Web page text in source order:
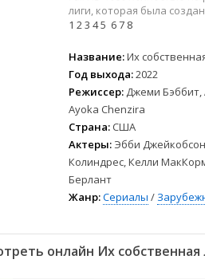
2022
Русские
СССР
Зарубежные
лиги, которая была
1 23 45 67 8
Название:Их
Год выхода:2022
Режиссер: Джеми Бэббит,
Ayoka Chenzira
Страна: США
Актеры: Эбби
Колиндрес, Келли
Берлант
Жанр:Сериалы /
онлайн Их собственная